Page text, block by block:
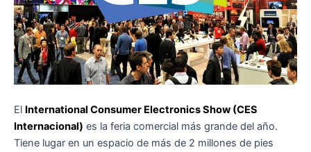
El International Consumer Electronics Show (CES
Internacional) es la feria comercial más grande del año.
Tiene lugar en un espacio de más de 2 millones de pies